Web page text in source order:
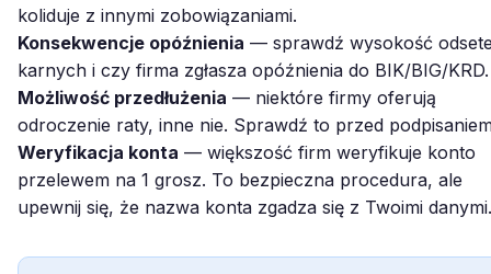
koliduje z innymi zobowiązaniami.
Konsekwencje opóźnienia — sprawdź wysokość
karnych i czy firma zgłasza opóźnienia do BIK/BIG/KRD.
Możliwość przedłużenia — niektóre firmy oferują
odroczenie raty, inne nie. Sprawdź to przed
Weryfikacja konta — większość firm weryfikuje konto
przelewem na 1 grosz. To bezpieczna procedura, ale
upewnij się, że nazwa konta zgadza się z Twoimi danymi.